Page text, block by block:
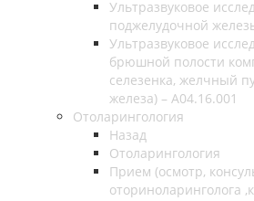
Ультразвуковое
поджелудочной
Ультразвуковое
брюшной полости
селезенка, желчный
железа) – A04.16.001
Отоларингология
Назад
Отоларингология
Прием (осмотр,
оториноларинголога